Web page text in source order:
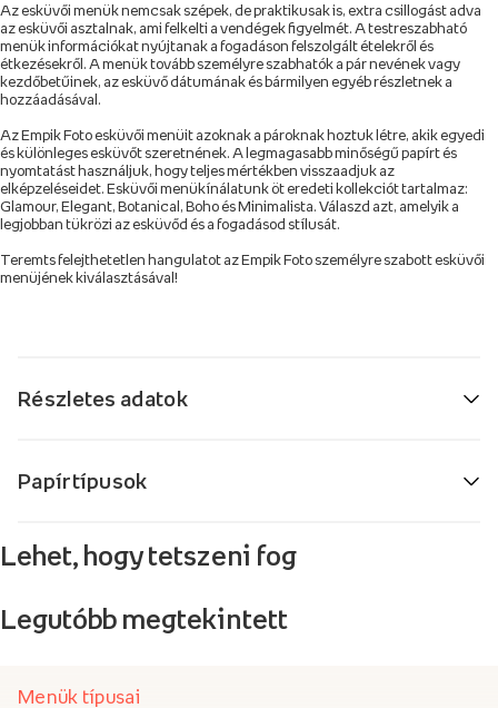
Az esküvői menük nemcsak szépek, de praktikusak is, extra csillogást adva
az esküvői asztalnak, ami felkelti a vendégek figyelmét. A testreszabható
menük információkat nyújtanak a fogadáson felszolgált ételekről és
étkezésekről. A menük tovább személyre szabhatók a pár nevének vagy
kezdőbetűinek, az esküvő dátumának és bármilyen egyéb részletnek a
hozzáadásával.
Az Empik Foto esküvői menüit azoknak a pároknak hoztuk létre, akik egyedi
és különleges esküvőt szeretnének. A legmagasabb minőségű papírt és
nyomtatást használjuk, hogy teljes mértékben visszaadjuk az
elképzeléseidet. Esküvői menükínálatunk öt eredeti kollekciót tartalmaz:
Glamour, Elegant, Botanical, Boho és Minimalista. Válaszd azt, amelyik a
legjobban tükrözi az esküvőd és a fogadásod stílusát.
Teremts felejthetetlen hangulatot az Empik Foto személyre szabott esküvői
menüjének kiválasztásával!
Részletes adatok
Papírtípusok
Lehet, hogy tetszeni fog
Legutóbb megtekintett
Menük típusai